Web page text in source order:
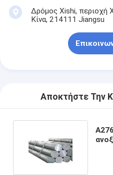
Δρόμος Xishi, περιοχή
Κίνα, 214111 Jiangsu
Αποκτήστε Την